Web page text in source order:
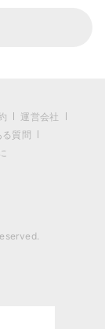
運営会社
る質問